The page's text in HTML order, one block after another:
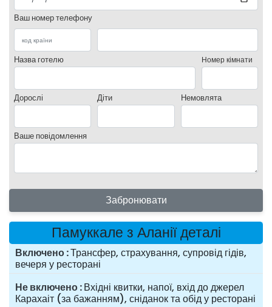
Ваш номер телефону
Назва готелю Номер кімнати
Дорослі Діти Немовлята
Ваше повідомлення
Забронювати
Памуккале з Аланії деталі
Включено Трансфер, страхування, супровід гідів,
вечеря у ресторані
Не включено Вхідні квитки, напої, вхід до джерел
Карахаіт (за бажанням), сніданок та обід у ресторані